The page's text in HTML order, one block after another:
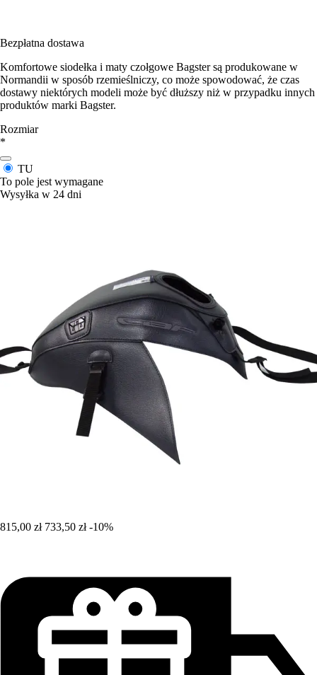
Bezpłatna dostawa
Komfortowe siodełka i maty czołgowe Bagster są produkowane w
Normandii w sposób rzemieślniczy, co może spowodować, że czas
dostawy niektórych modeli może być dłuższy niż w przypadku innych
produktów marki Bagster.
Rozmiar
*
TU
To pole jest wymagane
Wysyłka w 24 dni
815,00 zł 733,50 zł -10%